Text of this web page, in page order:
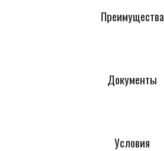
Преимущества
Документы
Условия